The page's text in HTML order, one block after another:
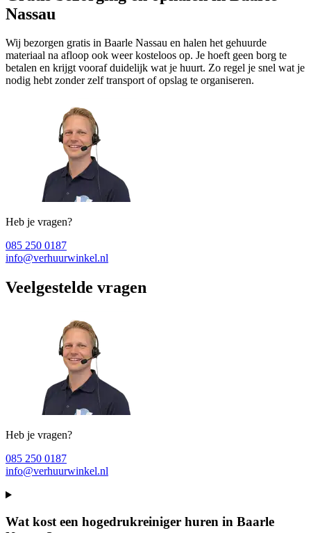
Nassau
Wij bezorgen gratis in Baarle Nassau en halen het gehuurde
materiaal na afloop ook weer kosteloos op. Je hoeft geen borg te
betalen en krijgt vooraf duidelijk wat je huurt. Zo regel je snel wat je
nodig hebt zonder zelf transport of opslag te organiseren.
Heb je vragen?
085 250 0187
info@verhuurwinkel.nl
Veelgestelde vragen
Heb je vragen?
085 250 0187
info@verhuurwinkel.nl
Wat kost een hogedrukreiniger huren in Baarle